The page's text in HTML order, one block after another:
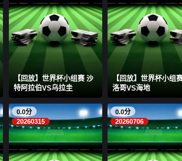
【回放】世界杯小组赛 沙
特阿拉伯VS乌拉圭
【回放】世界杯小组
洛哥VS海地
0.0分
20260315
0.0分
20260706